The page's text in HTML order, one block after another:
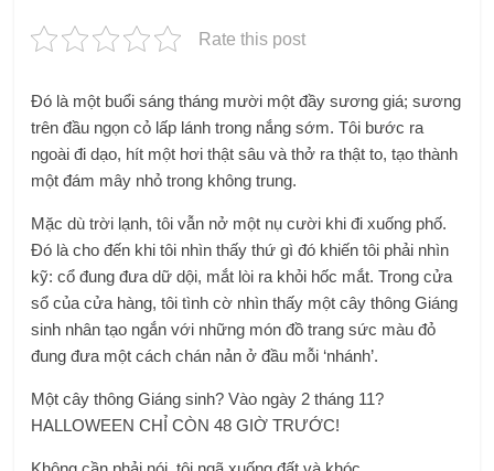
Rate this post
Đó là một buổi sáng tháng mười một đầy sương giá; sương
trên đầu ngọn cỏ lấp lánh trong nắng sớm. Tôi bước ra
ngoài đi dạo, hít một hơi thật sâu và thở ra thật to, tạo thành
một đám mây nhỏ trong không trung.
Mặc dù trời lạnh, tôi vẫn nở một nụ cười khi đi xuống phố.
Đó là cho đến khi tôi nhìn thấy thứ gì đó khiến tôi phải nhìn
kỹ: cổ đung đưa dữ dội, mắt lòi ra khỏi hốc mắt. Trong cửa
sổ của cửa hàng, tôi tình cờ nhìn thấy một cây thông Giáng
sinh nhân tạo ngắn với những món đồ trang sức màu đỏ
đung đưa một cách chán nản ở đầu mỗi ‘nhánh’.
Một cây thông Giáng sinh? Vào ngày 2 tháng 11?
HALLOWEEN CHỈ CÒN 48 GIỜ TRƯỚC!